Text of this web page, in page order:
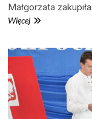
Małgorzata
WięcejMrówka
Człuchów
sponsorem
UKS
ZSS
Człuchów